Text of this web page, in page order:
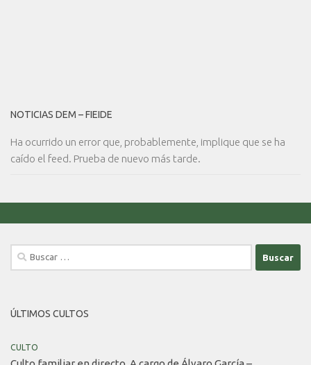
NOTICIAS DEM – FIEIDE
Ha ocurrido un error que, probablemente, implique que se ha
caído el feed. Prueba de nuevo más tarde.
Buscar:
ÚLTIMOS CULTOS
CULTO